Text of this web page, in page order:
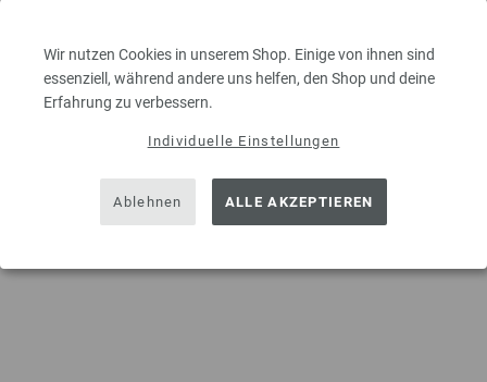
Wir nutzen Cookies in unserem Shop. Einige von ihnen sind
essenziell, während andere uns helfen, den Shop und deine
Erfahrung zu verbessern.
Individuelle Einstellungen
Ablehnen ALLE AKZEPTIEREN
MENGE
IN DEN EINKAUFSWAGEN LEGEN